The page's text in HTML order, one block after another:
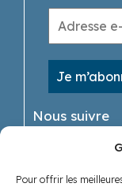
Pour offrir les
Nous suivre